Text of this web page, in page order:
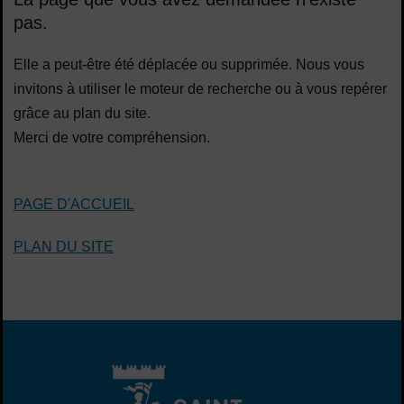
pas.
Elle a peut-être été déplacée ou supprimée. Nous vous
invitons à utiliser le moteur de recherche ou à vous repérer
grâce au plan du site.
Merci de votre compréhension.
PAGE D'ACCUEIL
PLAN DU SITE